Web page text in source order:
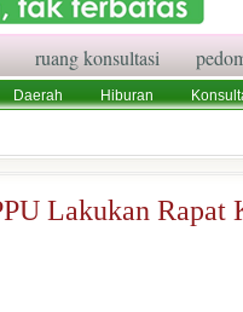
ruang konsultasi
Daerah Hiburan
Lakukan Rapat